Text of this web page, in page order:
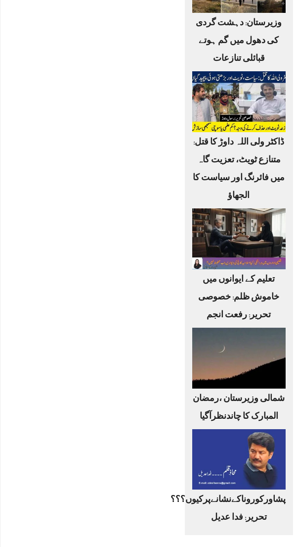
وزیرستان: دہشت گردی
کی دھول میں گم ہوتے
قبائلی تنازعات
ڈاکٹر ولی اللہ داوڑ کا قتل:
متنازع ٹویٹ، تعزیت گاہ
میں فائرنگ اور سیاست کا
الجھاؤ
تعلیم کے ایوانوں میں
خاموش ظلم: خصوصی
تحریر: رفعت انجم
شمالی وزیرستان ،رمضان
المبارک کا چاندنظرآگیا
پشاورکوروناکےنشانےپرکیوں؟؟؟
تحریر: فدا عدیل